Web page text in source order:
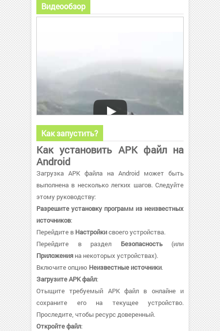
Видеообзор
Как запустить?
Как установить APK файл на
Android
Загрузка APK файла на Android может быть
выполнена в несколько легких шагов. Следуйте
этому руководству:
Разрешите установку программ из неизвестных
источников:
Перейдите в Настройкисвоего устройства.
Перейдите в раздел Безопасность(или
Приложения на некоторых устройствах).
Включите опцию Неизвестные источники.
Загрузите APK файл:
Отыщите требуемый APK файл в онлайне и
сохраните его на текущее устройство.
Проследите, чтобы ресурс доверенный.
Откройте файл: